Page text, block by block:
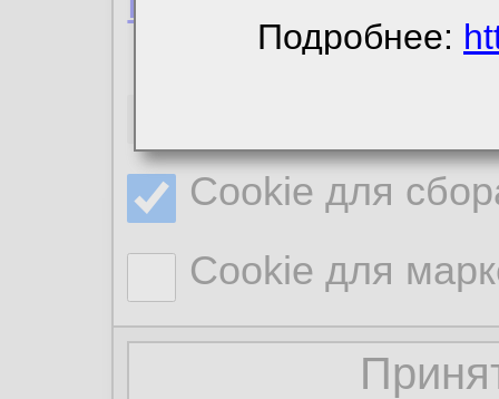
Подробнее:
Cookie для
Cookie для